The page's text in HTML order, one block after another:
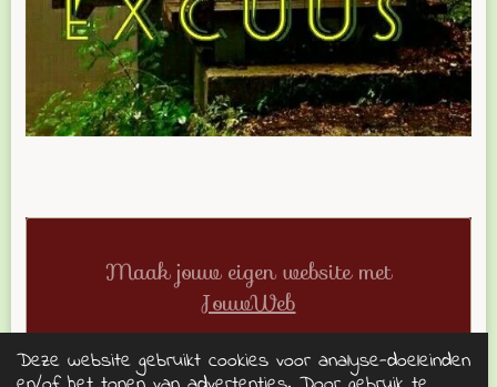
Deze website gebruikt cookies voor analyse-doeleinden
Maak jouw eigen website met
JouwWeb